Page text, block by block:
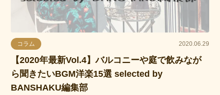
コラム 2020.06.29
【2020年最新Vol.4】バルコニーや庭で飲みなが
ら聞きたいBGM洋楽15選 selected by
BANSHAKU編集部